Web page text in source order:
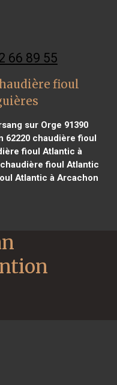
66 89 55
fioul
sur Orge 91390
62220chaudière fioul
fioul Atlantic à
fioul Atlantic
Atlantic à Arcachon